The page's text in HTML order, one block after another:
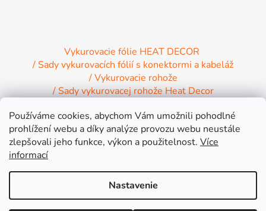
Používáme cookies, abychom Vám umožnili pohodlné
prohlížení webu a díky analýze provozu webu neustále
zlepšovali jeho funkce, výkon a použitelnost. Více
informací
Nastavenie
Vykurovacie fólie HEAT DECOR
/ Sady vykurovacích fólií s konektormi a kabeláž
/ Vykurovacie rohože
/ Sady vykurovacej rohože Heat Decor
/ Inštalačný materiál / Vykurovacie Infrapanely
/ Relaxačné lehátko NIRE s Infra ohrevom